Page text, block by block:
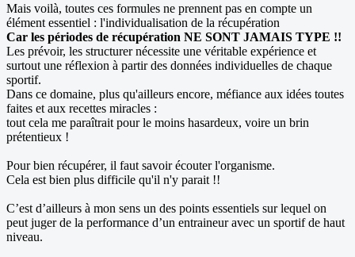
Mais voilà, toutes ces formules ne prennent pas en compte un
élément essentiel : l'individualisation de la récupération
Car les périodes de récupération NE SONT JAMAIS TYPE !!
Les prévoir, les structurer nécessite une véritable expérience et
surtout une réflexion à partir des données individuelles de chaque
sportif.
Dans ce domaine, plus qu'ailleurs encore, méfiance aux idées toutes
faites et aux recettes miracles :
tout cela me paraîtrait pour le moins hasardeux, voire un brin
prétentieux !
Pour bien récupérer, il faut savoir écouter l'organisme.
Cela est bien plus difficile qu'il n'y parait !!
C’est d’ailleurs à mon sens un des points essentiels sur lequel on
peut juger de la performance d’un entraineur avec un sportif de haut
niveau.